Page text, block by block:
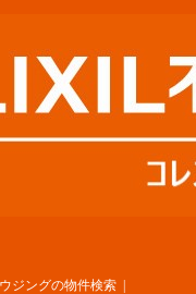
ジングの物件検索